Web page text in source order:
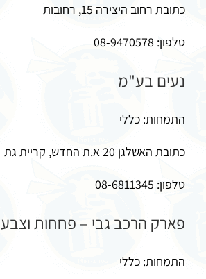
כתובת רחוב היצירה 15, רחובות
טלפון: 08-9470578
נעים בע"מ
התמחות: כללי
כתובת האשלגן 20 א.ת החדש, קריית גת
טלפון: 08-6811345
פארק הרכב גבי – פחחות וצבע 1996
התמחות: כללי